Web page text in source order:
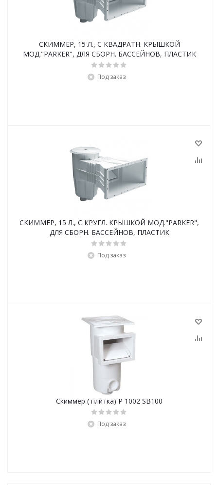
СКИММЕР, 15 Л., С КВАДРАТН. КРЫШКОЙ
МОД."PARKER", ДЛЯ СБОРН. БАССЕЙНОВ, ПЛАСТИК
Под заказ
СКИММЕР, 15 Л., С КРУГЛ. КРЫШКОЙ МОД."PARKER",
ДЛЯ СБОРН. БАССЕЙНОВ, ПЛАСТИК
Под заказ
Скиммер ( плитка) Р 1002 SB100
Под заказ